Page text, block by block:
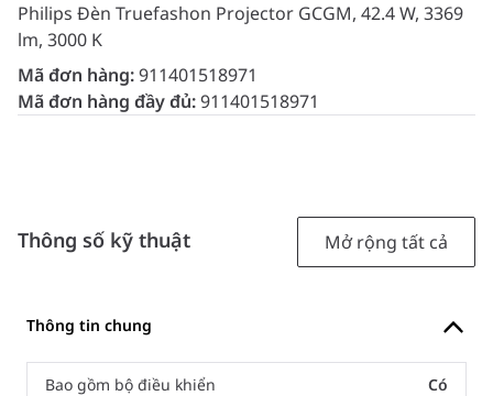
Philips Đèn Truefashon Projector GCGM, 42.4 W, 3369
lm, 3000 K
Mã đơn hàng:911401518971
Mã đơn hàng đầy đủ:911401518971
Thông số kỹ thuật Mở rộng tất cả
Thông tin chung
Bao gồm bộ điều khiển Có